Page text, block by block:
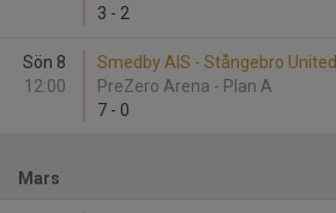
3 - 2
Sön 8
12:00
Smedby AIS - Stångebro United
PreZero Arena - Plan A
7 - 0
Mars